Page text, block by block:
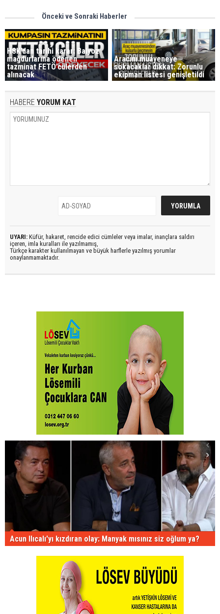
Önceki ve Sonraki Haberler
HSK’dan tarihi karar: Balyoz
mağdurlarına ödenen
tazminat FETÖ’cülerden
alınacak
Aracını muayeneye
sokacaklar dikkat: Zorunlu
ekipman listesi genişletildi
HABERE YORUM KAT
UYARI: Küfür, hakaret, rencide edici cümleler veya imalar, inançlara saldırı
içeren, imla kuralları ile yazılmamış,
Türkçe karakter kullanılmayan ve büyük harflerle yazılmış yorumlar
onaylanmamaktadır.
Acun Ilıcalı'yı kızdıran olay: Manyak mısınız siz oğlum ya?